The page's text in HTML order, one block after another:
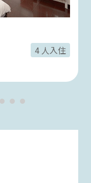
4 人入住